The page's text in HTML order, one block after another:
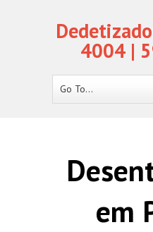
4004 |
Go To...
em